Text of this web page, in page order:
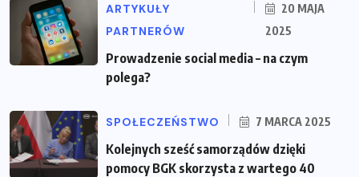
ARTYKUŁY
PARTNERÓW
20 MAJA
2025
Prowadzenie social media – na czym
polega?
SPOŁECZEŃSTWO 7 MARCA 2025
Kolejnych sześć samorządów dzięki
pomocy BGK skorzysta z wartego 40